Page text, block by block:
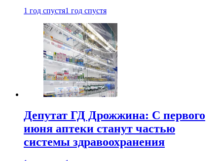
1 год спустя1 год спустя
Депутат ГД Дрожжина: С первого
июня аптеки станут частью
системы здравоохранения